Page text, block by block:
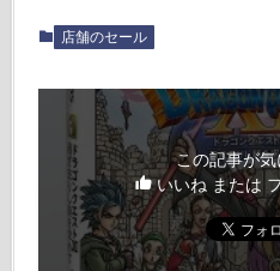
店舗のセール
この記事が
いいね または